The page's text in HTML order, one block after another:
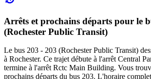
Arrêts et prochains départs pour le
(Rochester Public Transit)
Le bus 203 - 203 (Rochester Public Transit)
à Rochester. Ce trajet débute à l'arrêt Central
termine à l'arrêt Rctc Main Building. Vous
prochains départs du bus 203. L'horaire